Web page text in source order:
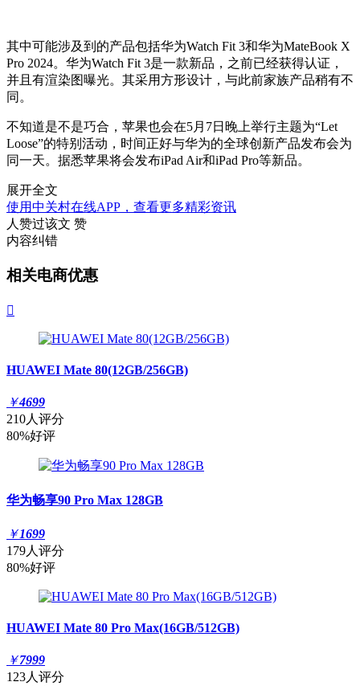
其中可能涉及到的产品包括华为Watch Fit 3和华为MateBook X
Pro 2024。华为Watch Fit 3是一款新品，之前已经获得认证，
并且有渲染图曝光。其采用方形设计，与此前家族产品稍有不
同。
不知道是不是巧合，苹果也会在5月7日晚上举行主题为“Let
Loose”的特别活动，时间正好与华为的全球创新产品发布会为
同一天。据悉苹果将会发布iPad Air和iPad Pro等新品。
展开全文
使用中关村在线APP，查看更多精彩资讯
人赞过该文 赞
内容纠错
相关电商优惠

HUAWEI Mate 80(12GB/256GB)
￥4699
210人评分
80%好评
华为畅享90 Pro Max 128GB
￥1699
179人评分
80%好评
HUAWEI Mate 80 Pro Max(16GB/512GB)
￥7999
123人评分